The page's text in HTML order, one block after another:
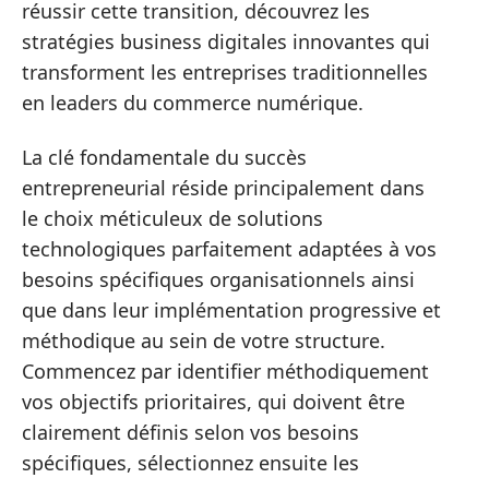
réussir cette transition, découvrez les
stratégies business digitales innovantes qui
transforment les entreprises traditionnelles
en leaders du commerce numérique.
La clé fondamentale du succès
entrepreneurial réside principalement dans
le choix méticuleux de solutions
technologiques parfaitement adaptées à vos
besoins spécifiques organisationnels ainsi
que dans leur implémentation progressive et
méthodique au sein de votre structure.
Commencez par identifier méthodiquement
vos objectifs prioritaires, qui doivent être
clairement définis selon vos besoins
spécifiques, sélectionnez ensuite les